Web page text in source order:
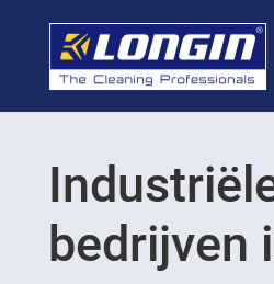
bedrijven